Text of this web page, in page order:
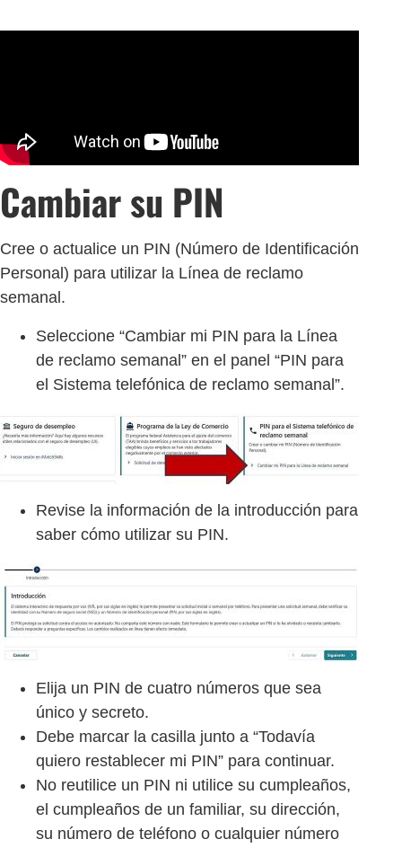
Cambiar su PIN
Cree o actualice un PIN (Número de Identificación
Personal) para utilizar la Línea de reclamo
semanal.
Seleccione “Cambiar mi PIN para la Línea
de reclamo semanal” en el panel “PIN para
el Sistema telefónica de reclamo semanal”.
Revise la información de la introducción para
saber cómo utilizar su PIN.
Elija un PIN de cuatro números que sea
único y secreto.
Debe marcar la casilla junto a “Todavía
quiero restablecer mi PIN” para continuar.
No reutilice un PIN ni utilice su cumpleaños,
el cumpleaños de un familiar, su dirección,
su número de teléfono o cualquier número